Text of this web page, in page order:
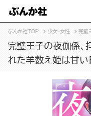
ぶんか社TOP 少女・女性 完璧
完璧王子の夜伽係、
れた羊数え姫は甘い